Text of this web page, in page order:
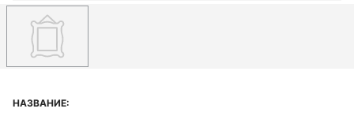
НАЗВАНИЕ: